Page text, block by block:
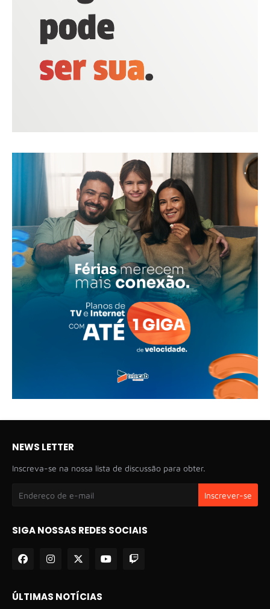
NEWS LETTER
Inscreva-se na nossa lista de discussão para obter.
SIGA NOSSAS REDES SOCIAIS
ÚLTIMAS NOTÍCIAS